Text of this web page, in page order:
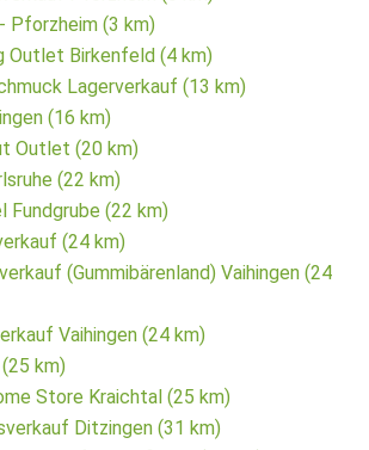
Pforzheim (3 km)
Outlet Birkenfeld (4 km)
Lagerverkauf (13 km)
(16 km)
Outlet (20 km)
(22 km)
Fundgrube (22 km)
(24 km)
(Gummibärenland) Vaihingen (24
Vaihingen (24 km)
km)
Store Kraichtal (25 km)
Ditzingen (31 km)